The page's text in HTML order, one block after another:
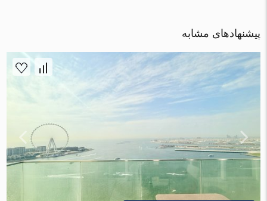
پیشنهادهای مشابه